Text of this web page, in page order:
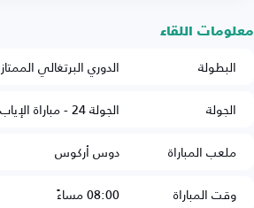
معلومات اللقاء
البطولة
الدوري البرتغالي الممتاز
الجولة
الجولة 24 - مباراة الإياب
ملعب المباراة
دوس أركوس
وقت المباراة
08:00 مساءً